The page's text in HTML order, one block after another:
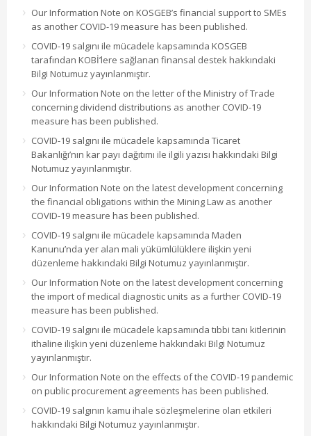
Our Information Note on KOSGEB’s financial support to SMEs
as another COVID-19 measure has been published.
COVID-19 salgını ile mücadele kapsamında KOSGEB
tarafından KOBİ’lere sağlanan finansal destek hakkındaki
Bilgi Notumuz yayınlanmıştır.
Our Information Note on the letter of the Ministry of Trade
concerning dividend distributions as another COVID-19
measure has been published.
COVID-19 salgını ile mücadele kapsamında Ticaret
Bakanlığı’nın kar payı dağıtımı ile ilgili yazısı hakkındaki Bilgi
Notumuz yayınlanmıştır.
Our Information Note on the latest development concerning
the financial obligations within the Mining Law as another
COVID-19 measure has been published.
COVID-19 salgını ile mücadele kapsamında Maden
Kanunu’nda yer alan mali yükümlülüklere ilişkin yeni
düzenleme hakkındaki Bilgi Notumuz yayınlanmıştır.
Our Information Note on the latest development concerning
the import of medical diagnostic units as a further COVID-19
measure has been published.
COVID-19 salgını ile mücadele kapsamında tıbbi tanı kitlerinin
ithaline ilişkin yeni düzenleme hakkındaki Bilgi Notumuz
yayınlanmıştır.
Our Information Note on the effects of the COVID-19 pandemic
on public procurement agreements has been published.
COVID-19 salgının kamu ihale sözleşmelerine olan etkileri
hakkındaki Bilgi Notumuz yayınlanmıştır.